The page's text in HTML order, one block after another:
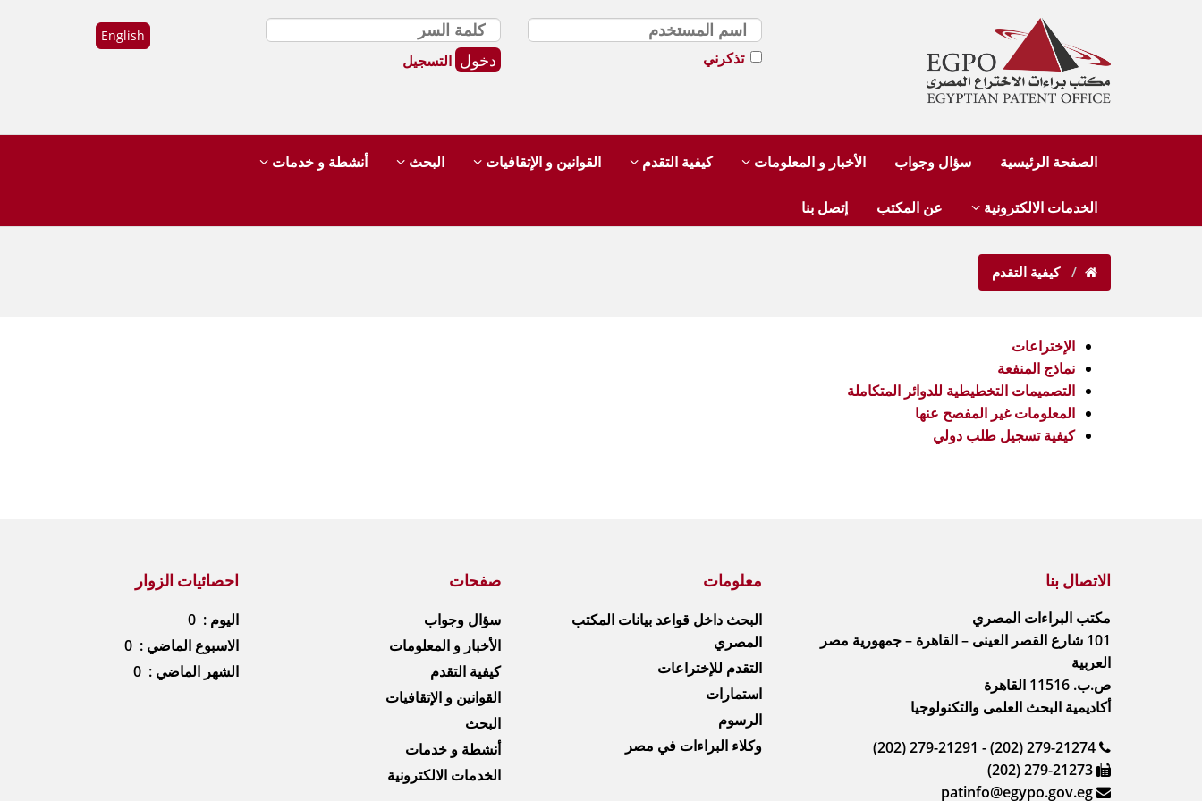
تذكرني التسجيل
English
الصفحة الرئيسية سؤال وجواب الأخبار و المعلومات كيفية التقدم القوانين و الإتقافيات البحث أنشطة و خدمات
الخدمات الالكترونية عن المكتب إتصل بنا
كيفية التقدم
الإختراعات
نماذج المنفعة
التصميمات التخطيطية للدوائر المتكاملة
المعلومات غير المفصح عنها
كيفية تسجيل طلب دولي
الاتصال بنا
مكتب البراءات المصري
101 شارع القصر العينى – القاهرة – جمهورية مصر
العربية
ص.ب. 11516 القاهرة
أكاديمية البحث العلمى والتكنولوجيا
(202) 279-21291 - (202) 279-21274
(202) 279-21273
patinfo@egypo.gov.eg
معلومات
البحث داخل قواعد بيانات المكتب
المصري
التقدم للإختراعات
استمارات
الرسوم
وكلاء البراءات في مصر
صفحات
سؤال وجواب
الأخبار و المعلومات
كيفية التقدم
القوانين و الإتقافيات
البحث
أنشطة و خدمات
الخدمات الالكترونية
احصائيات الزوار
اليوم : 0
الاسبوع الماضي : 0
الشهر الماضي : 0